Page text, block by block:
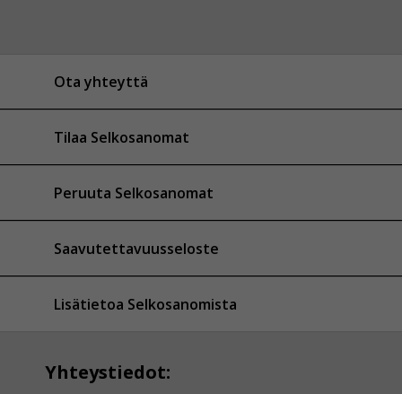
Ota yhteyttä
Tilaa Selkosanomat
Peruuta Selkosanomat
Saavutettavuusseloste
Lisätietoa Selkosanomista
Yhteystiedot: